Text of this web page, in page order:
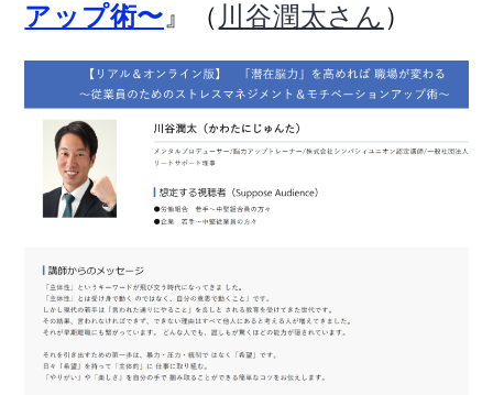
アップ術〜 』（ 川谷潤太さん ）